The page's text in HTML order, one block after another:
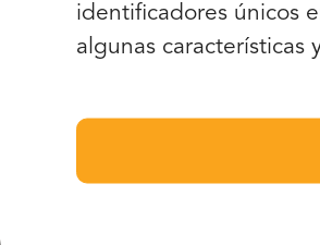
identificadores únicos
algunas características